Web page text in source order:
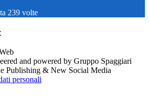
239 volte
and powered by Gruppo Spaggiari
Publishing & New Social Media
personali